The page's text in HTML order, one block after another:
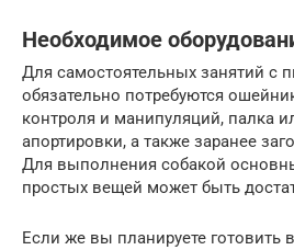
Необходимое
Для самостоятельных занятий с
обязательно потребуются
контроля и манипуляций, палка
апортировки, а также заранее
Для выполнения собакой
простых вещей может быть
Если же вы планируете готовить